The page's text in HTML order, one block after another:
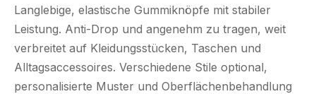
Langlebige, elastische Gummiknöpfe mit stabiler
Leistung. Anti-Drop und angenehm zu tragen, weit
verbreitet auf Kleidungsstücken, Taschen und
Alltagsaccessoires. Verschiedene Stile optional,
personalisierte Muster und Oberflächenbehandlung